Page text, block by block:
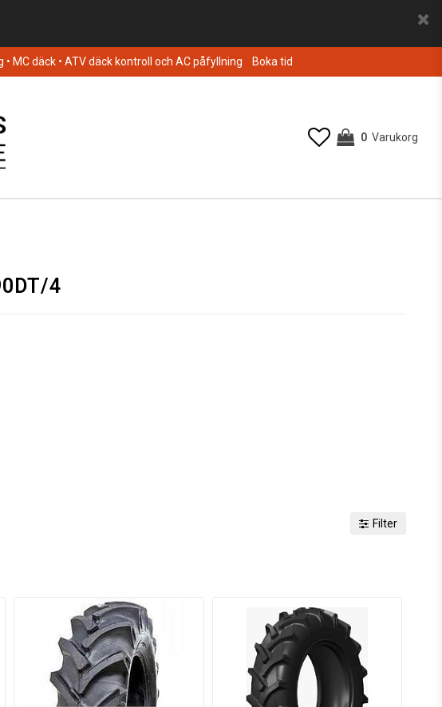
• MC däck • ATV däck kontroll och AC påfyllning Boka tid
0 Varukorg
4
Filter